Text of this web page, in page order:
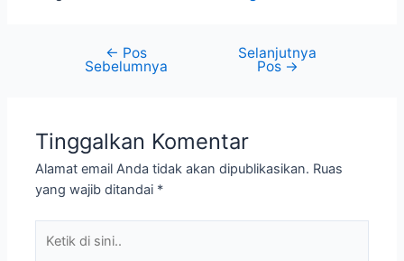
← Pos
Sebelumnya
Selanjutnya
Pos →
Tinggalkan Komentar
Alamat email Anda tidak akan dipublikasikan. Ruas
yang wajib ditandai *